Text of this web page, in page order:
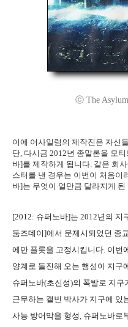
ⓒ The
이에 어사일럼의 제작진은 자신
단, 다시금 2012년 종말론을 모
바]를 제작하게 됩니다. 같은 회
스터를 낸 경우는 이번이 처음이
바]는 무엇이 얼만큼 달라지게 된
[2012: 슈퍼노바]는 2012년의 지
둠즈데이]에서 문제시되었던 종
에만 플롯을 고정시킵니다. 이번
양계로 돌진해 오는 행성이 지구
슈퍼노바(초신성)의 폭발로 지구
근무하는 캘빈 박사가 지구에 있
사능 방어막을 형성, 슈퍼노바로